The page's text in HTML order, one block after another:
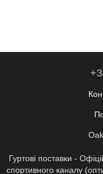
Гуртові поставки -
спортивного каналу